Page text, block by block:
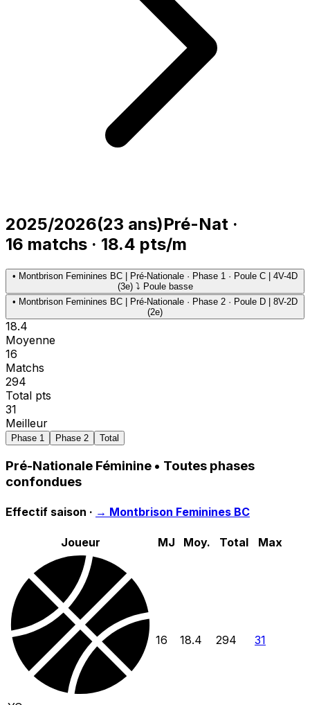
2025/2026(23 ans)Pré-Nat ·
16 matchs · 18.4 pts/m
• Montbrison Feminines BC | Pré-Nationale · Phase 1 · Poule C | 4V-4D
(3e) ⤵ Poule basse
• Montbrison Feminines BC | Pré-Nationale · Phase 2 · Poule D | 8V-2D
(2e)
18.4
Moyenne
16
Matchs
294
Total pts
31
Meilleur
Phase 1 Phase 2 Total
Pré-Nationale Féminine • Toutes phases
confondues
Effectif saison · → Montbrison Feminines BC
Joueur MJ Moy. Total Max
16 18.4 294 31